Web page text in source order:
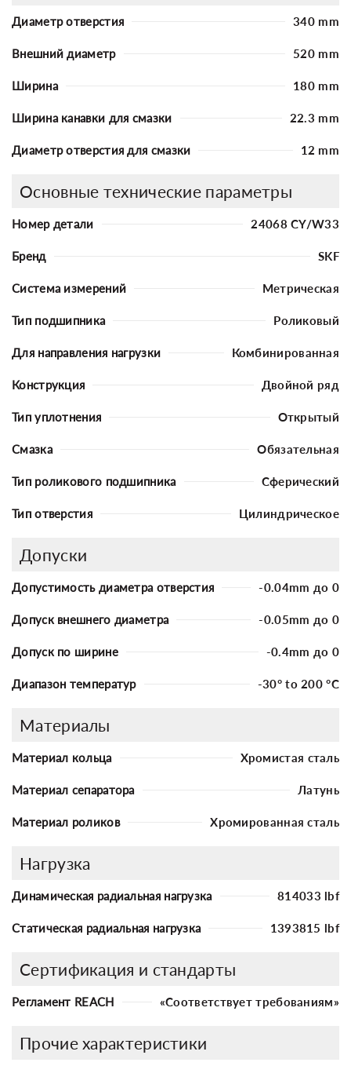
Диаметр отверстия 340 mm
Внешний диаметр 520 mm
Ширина 180 mm
Ширина канавки для смазки 22.3 mm
Диаметр отверстия для смазки 12 mm
Основные технические параметры
Номер детали 24068 CY/W33
Бренд SKF
Система измерений Метрическая
Тип подшипника Роликовый
Для направления нагрузки Комбинированная
Конструкция Двойной ряд
Тип уплотнения Открытый
Смазка Обязательная
Тип роликового подшипника Сферический
Тип отверстия Цилиндрическое
Допуски
Допустимость диаметра отверстия -0.04mm до 0
Допуск внешнего диаметра -0.05mm до 0
Допуск по ширине -0.4mm до 0
Диапазон температур -30° to 200 °C
Материалы
Материал кольца Хромистая сталь
Материал сепаратора Латунь
Материал роликов Хромированная сталь
Нагрузка
Динамическая радиальная нагрузка 814033 lbf
Статическая радиальная нагрузка 1393815 lbf
Сертификация и стандарты
Регламент REACH «Соответствует требованиям»
Прочие характеристики